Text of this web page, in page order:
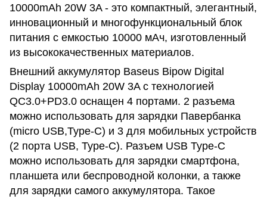
10000mAh 20W 3A - это компактный, элегантный,
инновационный и многофункциональный блок
питания с емкостью 10000 мАч, изготовленный
из высококачественных материалов.
Внешний аккумулятор Baseus Bipow Digital
Display 10000mAh 20W 3A с технологией
QC3.0+PD3.0 оснащен 4 портами. 2 разъема
можно использовать для зарядки Павербанка
(micro USB,Type-C) и 3 для мобильных устройств
(2 порта USB, Type-C). Разъем USB Type-C
можно использовать для зарядки смартфона,
планшета или беспроводной колонки, а также
для зарядки самого аккумулятора. Такое